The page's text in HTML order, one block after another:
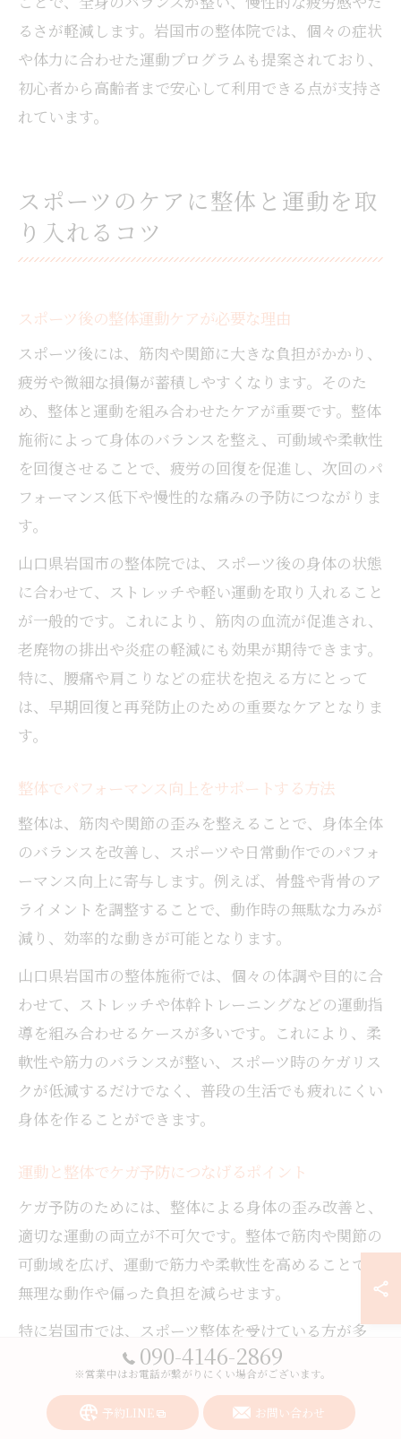
るさが軽減します。岩国市の整体院では、個々の症状
や体力に合わせた運動プログラムも提案されており、
初心者から高齢者まで安心して利用できる点が支持さ
れています。
スポーツのケアに整体と運動を取
り入れるコツ
スポーツ後の整体運動ケアが必要な理由
スポーツ後には、筋肉や関節に大きな負担がかかり、
疲労や微細な損傷が蓄積しやすくなります。そのた
め、整体と運動を組み合わせたケアが重要です。整体
施術によって身体のバランスを整え、可動域や柔軟性
を回復させることで、疲労の回復を促進し、次回のパ
フォーマンス低下や慢性的な痛みの予防につながりま
す。
山口県岩国市の整体院では、スポーツ後の身体の状態
に合わせて、ストレッチや軽い運動を取り入れること
が一般的です。これにより、筋肉の血流が促進され、
老廃物の排出や炎症の軽減にも効果が期待できます。
特に、腰痛や肩こりなどの症状を抱える方にとって
は、早期回復と再発防止のための重要なケアとなりま
す。
整体でパフォーマンス向上をサポートする方法
整体は、筋肉や関節の歪みを整えることで、身体全体
のバランスを改善し、スポーツや日常動作でのパフォ
ーマンス向上に寄与します。例えば、骨盤や背骨のア
ライメントを調整することで、動作時の無駄な力みが
減り、効率的な動きが可能となります。
山口県岩国市の整体施術では、個々の体調や目的に合
わせて、ストレッチや体幹トレーニングなどの運動指
導を組み合わせるケースが多いです。これにより、柔
軟性や筋力のバランスが整い、スポーツ時のケガリス
クが低減するだけでなく、普段の生活でも疲れにくい
身体を作ることができます。
運動と整体でケガ予防につなげるポイント
ケガ予防のためには、整体による身体の歪み改善と、
適切な運動の両立が不可欠です。整体で筋肉や関節の
可動域を広げ、運動で筋力や柔軟性を高めることで、
無理な動作や偏った負担を減らせます。
特に岩国市では、スポーツ整体を受けている方が多
く、施術後にストレッチや体幹強化エクササイズを指
で、日常動作やスポーツ中のケガリスクを大幅に減ら
090-4146-2869
※営業中はお電話が繋がりにくい場合がございます。
予約LINE お問い合わせ